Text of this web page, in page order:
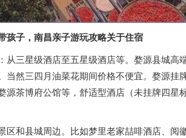
孩子，南昌亲子游玩攻略关于住宿
从三星级酒店至五星级酒店等。婺源县城高
当然三四月油菜花期间价格不便宜。婺源挂
源茶博府公馆等，舒适型酒店（未挂牌四星
区和县城周边。比如梦里老家喆啡酒店、阅